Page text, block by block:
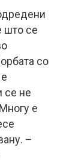
што се
со
се не
е
–